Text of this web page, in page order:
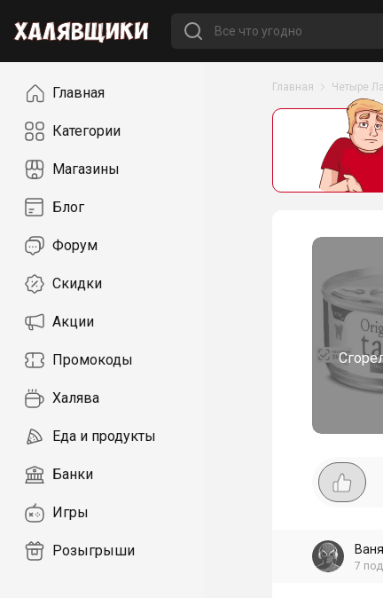
НавигацияГлавная
Категории
Магазины
Блог
Форум
Скидки
Акции
Промокоды
Халява
Еда и продукты
Банки
Игры
Розыгрыши
Главная Четыре
7